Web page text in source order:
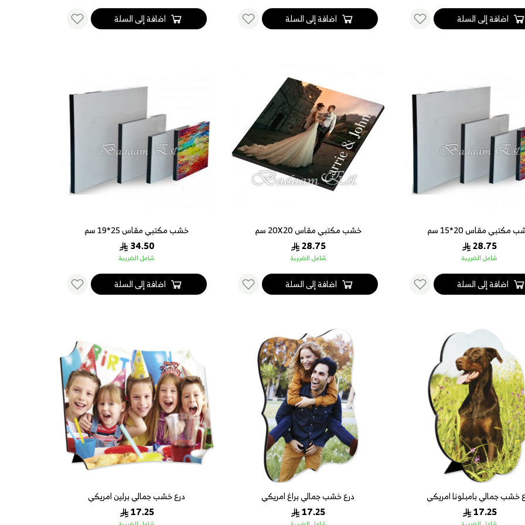
اضافة إلى السلة اضافة إلى السلة اضافة إلى السلة
مكتبي مقاس 20*15 سم
28.75
شامل الضريبة
اضافة إلى السلة
خشب مكتبي مقاس 20X20 سم
28.75
شامل الضريبة
اضافة إلى السلة
خشب مكتبي مقاس 25*19 سم
34.50
شامل الضريبة
اضافة إلى السلة
خشب جمالي بامبلونا امريكي
17.25
درع خشب جمالي براغ امريكي
17.25
درع خشب جمالي برلين امريكي
17.25